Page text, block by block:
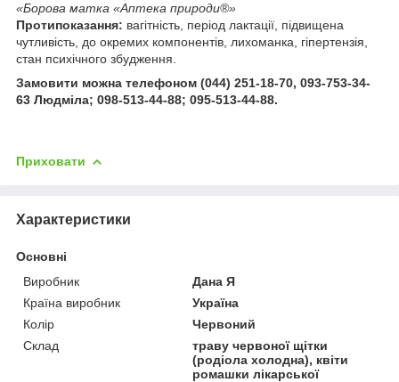
«Борова матка «Аптека природи®»
Протипоказання: вагітність, період лактації, підвищена
чутливість, до окремих компонентів, лихоманка, гіпертензія,
стан психічного збудження.
Замовити можна телефоном (044) 251-18-70, 093-753-34-
63 Людміла; 098-513-44-88; 095-513-44-88.
Приховати
Характеристики
Основні
Виробник
Дана Я
Країна виробник
Україна
Колір
Червоний
Склад
траву червоної щітки
(родіола холодна), квіти
ромашки лікарської